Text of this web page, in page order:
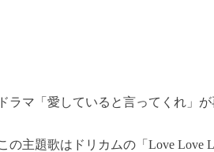
ドラマ「愛していると言ってくれ」が
の主題歌はドリカムの「Love Love